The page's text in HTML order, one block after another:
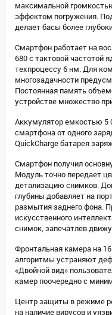
максимальной
эффектом погружения.
делает басы более
Смартфон работает на
680 с тактовой частотой
техпроцессу 6 нм. Для
многозадачности
Постоянная память
устройстве множество
Аккумулятор емкостью 5
смартфона от одного
QuickCharge батарея
Смартфон получил
Модуль точно передает
детализацию снимков.
глубины добавляет на
размытия заднего фона.
искусственного
снимок, запечатлев
Фронтальная камера на
алгоритмы устраняют
«Двойной вид»
камер поочередно с
Центр защиты в режиме
на наличие вирусов и